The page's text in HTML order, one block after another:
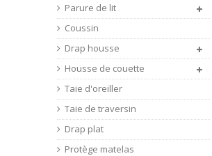
Parure de lit
Coussin
Drap housse
Housse de couette
Taie d'oreiller
Taie de traversin
Drap plat
Protège matelas